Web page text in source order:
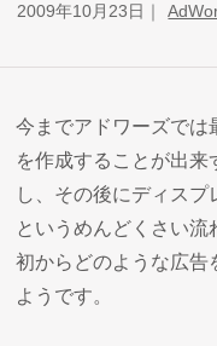
2009年10月23日
今までアドワーズでは
を作成することが出
し、その後にディス
というめんどくさい
初からどのような広告
ようです。